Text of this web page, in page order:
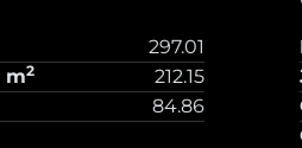
297.01
m2
212.15
84.86